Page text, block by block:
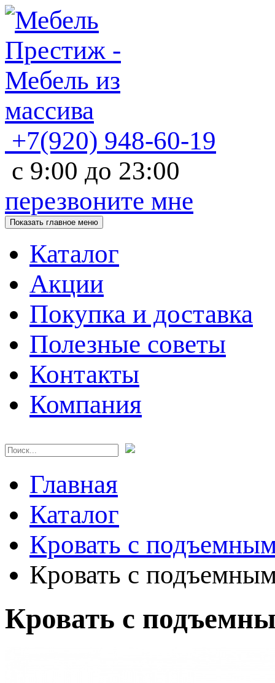
+7(920) 948-60-19
с 9:00 до 23:00
перезвоните мне
Показать главное меню
Каталог
Акции
Покупка и доставка
Полезные советы
Контакты
Компания
Главная
Каталог
Кровать с
Кровать с
Кровать с